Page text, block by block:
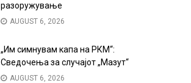
разоружување
AUGUST 6, 2026
„Им симнувам капа на РКМ“:
Сведочења за случајот „Мазут“
AUGUST 6, 2026